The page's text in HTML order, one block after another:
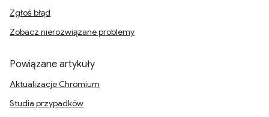
Zgłoś błąd
Zobacz nierozwiązane problemy
Powiązane artykuły
Aktualizacje Chromium
Studia przypadków